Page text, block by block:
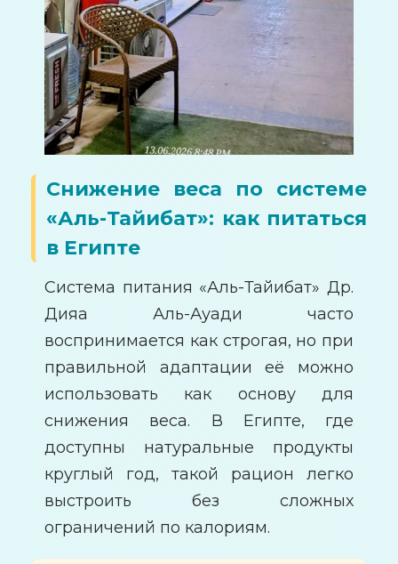
Снижение веса по системе
«Аль-Тайибат»: как питаться
в Египте
Система питания «Аль-Тайибат» Др.
Дияа Аль-Ауади часто
воспринимается как строгая, но при
правильной адаптации её можно
использовать как основу для
снижения веса. В Египте, где
доступны натуральные продукты
круглый год, такой рацион легко
выстроить без сложных
ограничений по калориям.